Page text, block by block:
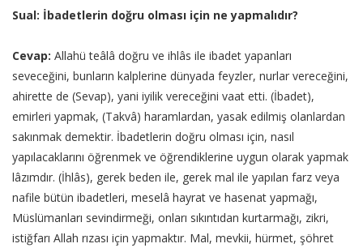
Sual: İbadetlerin doğru olması için ne yapmalıdır?
Cevap: Allahü teâlâ doğru ve ihlâs ile ibadet yapanları
seveceğini, bunların kalplerine dünyada feyzler, nurlar vereceğini,
ahirette de (Sevap), yani iyilik vereceğini vaat etti. (İbadet),
emirleri yapmak, (Takvâ) haramlardan, yasak edilmiş olanlardan
sakınmak demektir. İbadetlerin doğru olması için, nasıl
yapılacaklarını öğrenmek ve öğrendiklerine uygun olarak yapmak
lâzımdır. (İhlâs), gerek beden ile, gerek mal ile yapılan farz veya
nafile bütün ibadetleri, meselâ hayrat ve hasenat yapmağı,
Müslümanları sevindirmeği, onları sıkıntıdan kurtarmağı, zikri,
istiğfarı Allah rızası için yapmaktır. Mal, mevkii, hürmet, şöhret